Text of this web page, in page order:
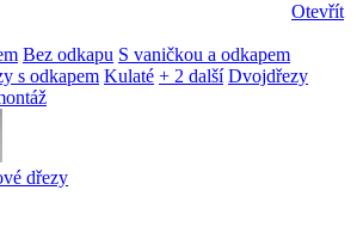
Otevřít
Bez odkapu S vaničkou a odkapem
s odkapem Kulaté + 2 další Dvojdřezy
dřezy